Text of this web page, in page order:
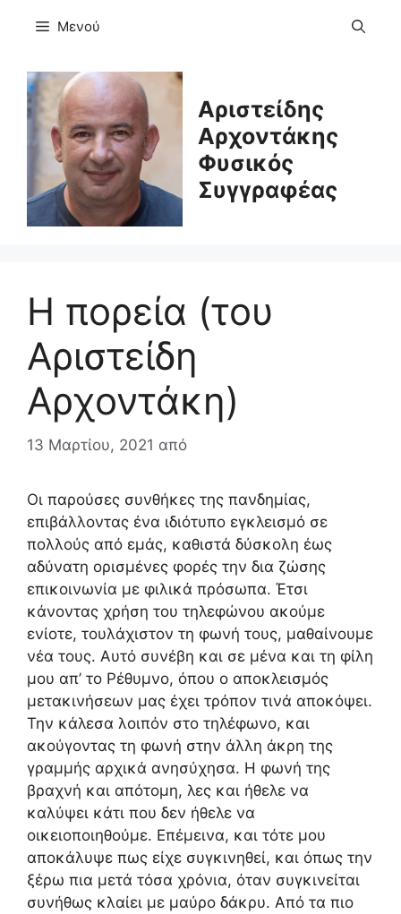
Μενού
Αριστείδης
Αρχοντάκης
Φυσικός
Συγγραφέας
Η πορεία (του
Αριστείδη
Αρχοντάκη)
13 Μαρτίου, 2021 από
Οι παρούσες συνθήκες της πανδημίας,
επιβάλλοντας ένα ιδιότυπο εγκλεισμό σε
πολλούς από εμάς, καθιστά δύσκολη έως
αδύνατη ορισμένες φορές την δια ζώσης
επικοινωνία με φιλικά πρόσωπα. Έτσι
κάνοντας χρήση του τηλεφώνου ακούμε
ενίοτε, τουλάχιστον τη φωνή τους, μαθαίνουμε
νέα τους. Αυτό συνέβη και σε μένα και τη φίλη
μου απ’ το Ρέθυμνο, όπου ο αποκλεισμός
μετακινήσεων μας έχει τρόπον τινά αποκόψει.
Την κάλεσα λοιπόν στο τηλέφωνο, και
ακούγοντας τη φωνή στην άλλη άκρη της
γραμμής αρχικά ανησύχησα. Η φωνή της
βραχνή και απότομη, λες και ήθελε να
καλύψει κάτι που δεν ήθελε να
οικειοποιηθούμε. Επέμεινα, και τότε μου
αποκάλυψε πως είχε συγκινηθεί, και όπως την
ξέρω πια μετά τόσα χρόνια, όταν συγκινείται
συνήθως κλαίει με μαύρο δάκρυ. Από τα πιο